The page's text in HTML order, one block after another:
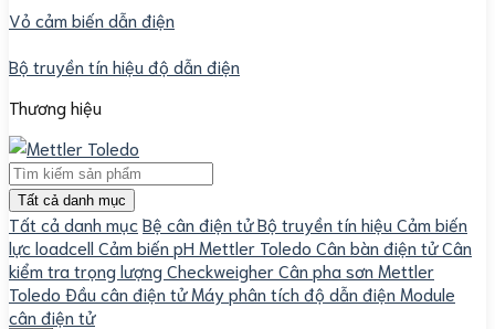
Vỏ cảm biến dẫn điện
Bộ truyền tín hiệu độ dẫn điện
Thương hiệu
Tất cả danh mục
Tất cả danh mục Bệ cân điện tửBộ truyền tín hiệu Cảm biến
lực loadcell Cảm biến pH Mettler Toledo Cân bàn điện tửCân
kiểm tra trọng lượng CheckweigherCân pha sơn Mettler
Toledo Đầu cân điện tửMáy phân tích độ dẫn điện Module
cân điện tử